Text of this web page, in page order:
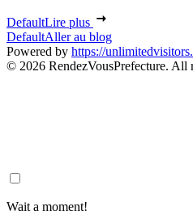
DefaultLire plus
DefaultAller au blog
Powered by https://
© 2026 RendezVousPrefecture. All
Wait a moment!